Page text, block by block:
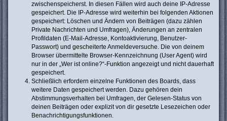
zwischenspeicherst. In diesen Fällen wird auch deine IP-Adresse
gespeichert. Die IP-Adresse wird weiterhin bei folgenden Aktionen
gespeichert: Löschen und Ändern von Beiträgen (dazu zählen
Private Nachrichten und Umfragen), Änderungen an zentralen
Profildaten (E-Mail-Adresse, Kontoaktivierung, Benutzer-
Passwort) und gescheiterte Anmeldeversuche. Die von deinem
Browser übermittelte Browser-Kennzeichnung (User Agent) wird
nur in der „Wer ist online?“-Funktion angezeigt und nicht dauerhaft
gespeichert.
Schließlich erfordern einzelne Funktionen des Boards, dass
weitere Daten gespeichert werden. Dazu gehören dein
Abstimmungsverhalten bei Umfragen, der Gelesen-Status von
deinen Beiträgen oder explizit von dir gesetzte Lesezeichen oder
Benachrichtigungsfunktionen.